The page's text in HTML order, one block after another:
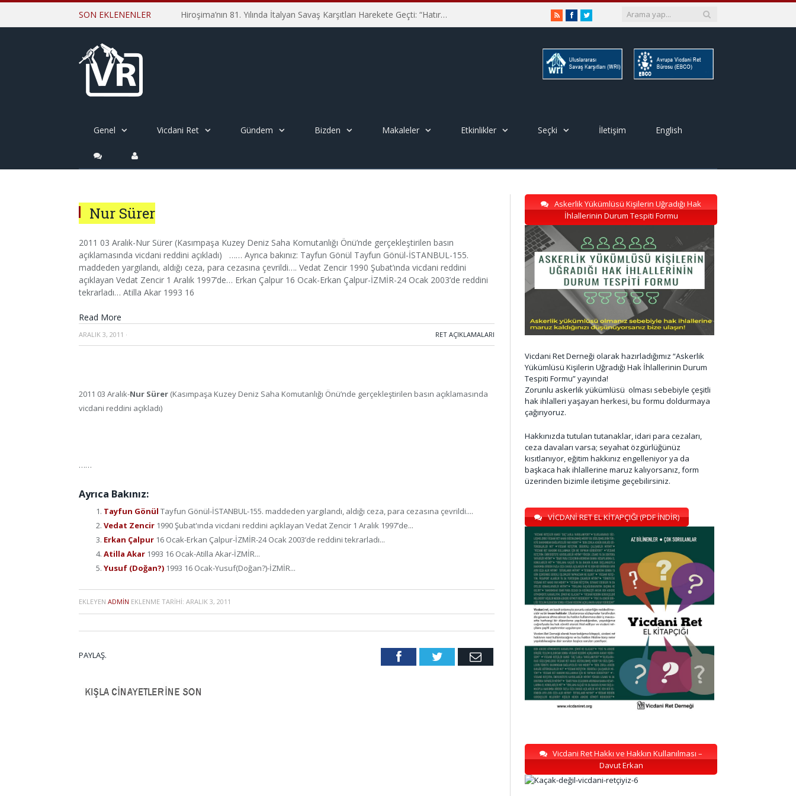
SON EKLENENLER Hiroşima’nın 81. Yılında İtalyan Savaş Karşıtları Harekete Geçti: “Hatırlamak yeterli değil” RSSFacebookTwitter
Genel Vicdani Ret Gündem Bizden Makaleler Etkinlikler Seçki İletişim English
Nur Sürer
2011 03 Aralık-Nur Sürer (Kasımpaşa Kuzey Deniz Saha Komutanlığı Önü’nde gerçekleştirilen basın
açıklamasında vicdani reddini açıkladı) …… Ayrıca bakınız: Tayfun Gönül Tayfun Gönül-İSTANBUL-155.
maddeden yargılandı, aldığı ceza, para cezasına çevrildi…. Vedat Zencir 1990 Şubat’ında vicdani reddini
açıklayan Vedat Zencir 1 Aralık 1997’de… Erkan Çalpur 16 Ocak-Erkan Çalpur-İZMİR-24 Ocak 2003’de reddini
tekrarladı… Atilla Akar 1993 16
Read More
ARALIK 3, 2011 · RET AÇIKLAMALARI
2011 03 Aralık-Nur Sürer (Kasımpaşa Kuzey Deniz Saha Komutanlığı Önü’nde gerçekleştirilen basın açıklamasında
vicdani reddini açıkladı)
……
Ayrıca Bakınız:
Tayfun Gönül Tayfun Gönül-İSTANBUL-155. maddeden yargılandı, aldığı ceza, para cezasına çevrildi....
Vedat Zencir 1990 Şubat'ında vicdani reddini açıklayan Vedat Zencir 1 Aralık 1997’de...
Erkan Çalpur 16 Ocak-Erkan Çalpur-İZMİR-24 Ocak 2003’de reddini tekrarladı...
Atilla Akar 1993 16 Ocak-Atilla Akar-İZMİR...
Yusuf (Doğan?) 1993 16 Ocak-Yusuf(Doğan?)-İZMİR...
EKLEYEN ADMIN EKLENME TARIHI: ARALIK 3, 2011
PAYLAŞ. FacebookTwitter Email
Askerlik Yükümlüsü Kişilerin Uğradığı Hak
İhlallerinin Durum Tespiti Formu
Vicdani Ret Derneği olarak hazırladığımız “Askerlik
Yükümlüsü Kişilerin Uğradığı Hak İhlallerinin Durum
Tespiti Formu” yayında!
Zorunlu askerlik yükümlüsü olması sebebiyle çeşitli
hak ihlalleri yaşayan herkesi, bu formu doldurmaya
çağırıyoruz.
Hakkınızda tutulan tutanaklar, idari para cezaları,
ceza davaları varsa; seyahat özgürlüğünüz
kısıtlanıyor, eğitim hakkınız engelleniyor ya da
başkaca hak ihlallerine maruz kalıyorsanız, form
üzerinden bizimle iletişime geçebilirsiniz.
VİCDANİ RET EL KİTAPÇIĞI (PDF İNDİR)
Vicdani Ret Hakkı ve Hakkın Kullanılması –
Davut Erkan